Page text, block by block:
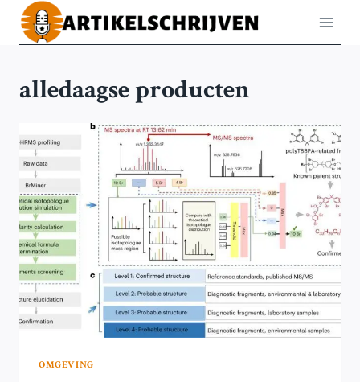
Doorgaan
naar
alledaagse producten
OMGEVING